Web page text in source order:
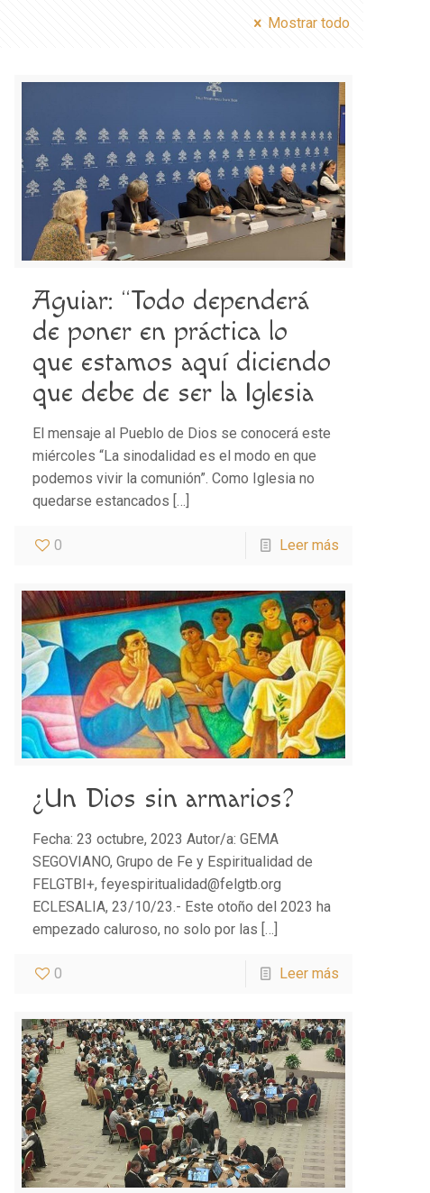
Mostrar todo
Aguiar: “Todo dependerá
de poner en práctica lo
que estamos aquí diciendo
que debe de ser la Iglesia
El mensaje al Pueblo de Dios se conocerá este
miércoles “La sinodalidad es el modo en que
podemos vivir la comunión”. Como Iglesia no
quedarse estancados […]
0 Leer más
¿Un Dios sin armarios?
Fecha: 23 octubre, 2023 Autor/a: GEMA
SEGOVIANO, Grupo de Fe y Espiritualidad de
FELGTBI+, feyespiritualidad@felgtb.org
ECLESALIA, 23/10/23.- Este otoño del 2023 ha
empezado caluroso, no solo por las […]
0 Leer más